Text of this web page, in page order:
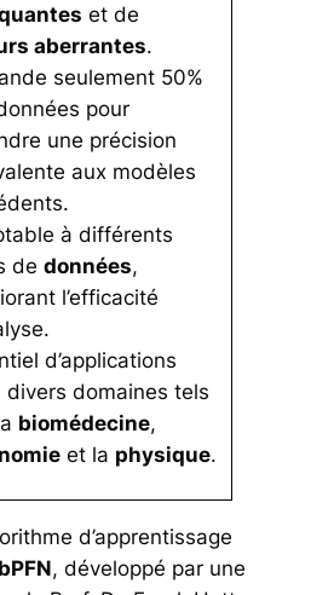
et de
aberrantes.
seulement 50%
pour
une précision
aux modèles
à différents
dedonnées,
l’efficacité
d’applications
divers domaines tels
biomédecine,
et la physique.
d’apprentissage
, développé par une